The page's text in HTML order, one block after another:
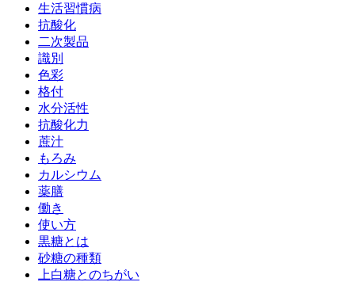
生活習慣病
抗酸化
二次製品
識別
色彩
格付
水分活性
抗酸化力
蔗汁
もろみ
カルシウム
薬膳
働き
使い方
黒糖とは
砂糖の種類
上白糖とのちがい